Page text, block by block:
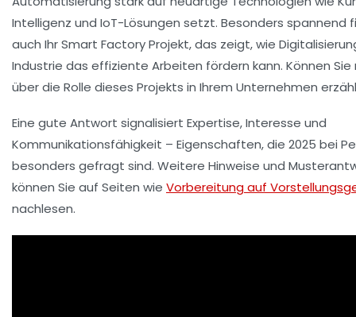
Intelligenz und IoT-Lösungen setzt. Besonders spannend
auch Ihr Smart Factory Projekt, das zeigt, wie
Industrie das effiziente Arbeiten fördern kann. Können Sie
über die Rolle dieses Projekts in Ihrem Unternehmen
Eine gute Antwort signalisiert Expertise, Interesse und
Kommunikationsfähigkeit – Eigenschaften, die 2025 bei
besonders gefragt sind. Weitere Hinweise und
können Sie auf Seiten wie Vorbereitung auf
nachlesen.